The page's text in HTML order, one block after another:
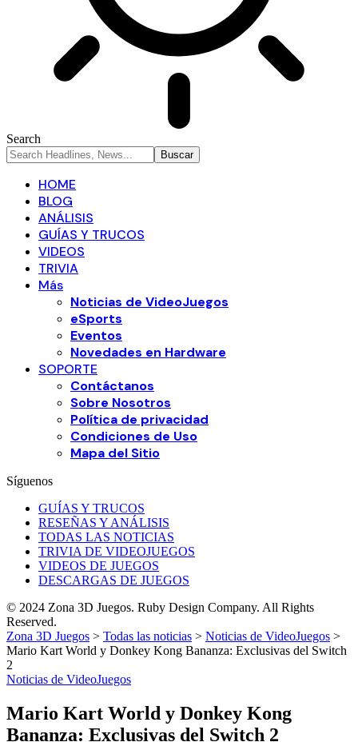
Search
HOME
BLOG
ANÁLISIS
GUÍAS Y TRUCOS
VIDEOS
TRIVIA
Más
Noticias de VideoJuegos
eSports
Eventos
Novedades en Hardware
SOPORTE
Contáctanos
Sobre Nosotros
Política de privacidad
Condiciones de Uso
Mapa del Sitio
Síguenos
GUÍAS Y TRUCOS
RESEÑAS Y ANÁLISIS
TODAS LAS NOTICIAS
TRIVIA DE VIDEOJUEGOS
VIDEOS DE JUEGOS
DESCARGAS DE JUEGOS
© 2024 Zona 3D Juegos. Ruby Design Company. All Rights
Reserved.
Zona 3D Juegos > Todas las noticias > Noticias de VideoJuegos >
Mario Kart World y Donkey Kong Bananza: Exclusivas del Switch
2
Noticias de VideoJuegos
Mario Kart World y Donkey Kong
Bananza: Exclusivas del Switch 2